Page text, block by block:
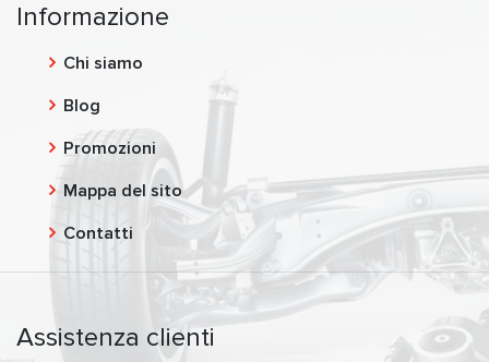
Informazione
Chi siamo
Blog
Promozioni
Mappa del sito
Contatti
Assistenza clienti